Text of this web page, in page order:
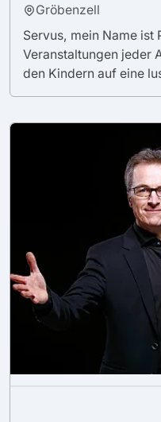
Gröbenzell
Servus, mein Name ist
Veranstaltungen jeder
den Kindern auf eine